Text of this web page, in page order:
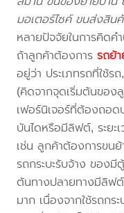
มอเตอร์ไซค์ ขนส่งสิน
หลายปัจจัยในการคิด
ถ้าลูกค้าต้องการรถย้
อยู่ว่า ประเภทรถที่ใช้ร
(คิดจากจุดเริ่มต้นของ
เฟอร์นิเจอร์ที่ต้องถอด
บันไดหรือมีลิฟต์, ระยะ
เช่น ลูกค้าต้องการขนย้
รถกระบะรับจ้าง ของ
ต้นทางปลายทางมีลิฟ
มาก เนื่องจากใช้รถกร